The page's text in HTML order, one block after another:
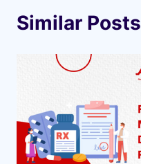
Similar Posts